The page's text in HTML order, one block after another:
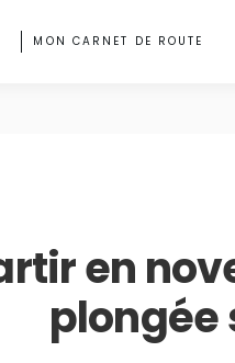
MON CARNET DE ROUTE
en